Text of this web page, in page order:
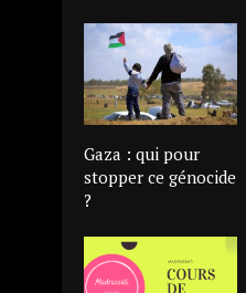
Gaza : qui pour
stopper ce génocide
?